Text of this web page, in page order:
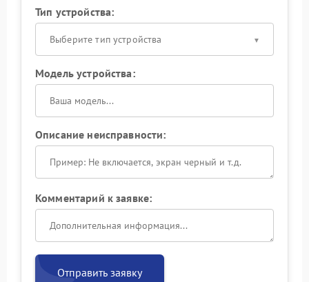
Тип устройства:
Выберите тип устройства
Модель устройства:
Описание неисправности:
Комментарий к заявке:
Отправить заявку